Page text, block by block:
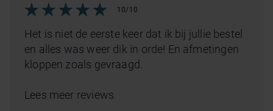
10/10
Het is niet de eerste keer dat ik bij jullie bestel
en alles was weer dik in orde! En afmetingen
kloppen zoals gevraagd.
Lees meer reviews